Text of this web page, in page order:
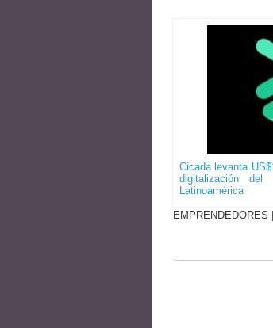
Cicada levanta
digitalización
Latinoamérica
EMPRENDEDORES